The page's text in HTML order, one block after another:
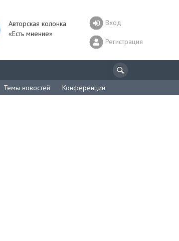
Авторская колонка
«Есть мнение»
Вход
Регистрация
Темы новостей Конференции